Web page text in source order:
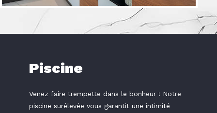
Piscine
Venez faire trempette dans le bonheur ! Notre
piscine surélevée vous garantit une intimité